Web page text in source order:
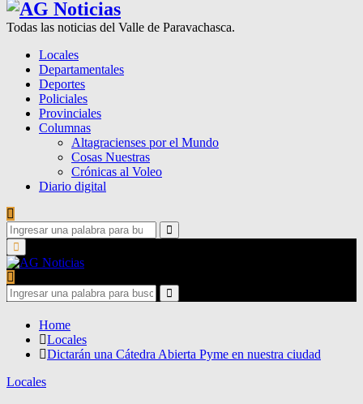
Todas las noticias del Valle de Paravachasca.
Locales
Departamentales
Deportes
Policiales
Provinciales
Columnas
Altagracienses por el Mundo
Cosas Nuestras
Crónicas al Voleo
Diario digital
Search
for:
Search
Primary
Menu
Search
for:
Search
Home
Locales
Dictarán una Cátedra Abierta Pyme en nuestra ciudad
Locales